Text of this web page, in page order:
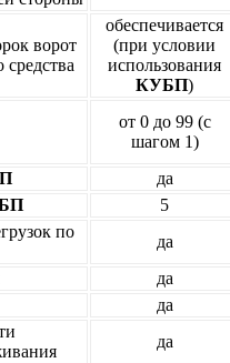
ворот
средства
обеспечивается
(при условии
использования
КУБП)
от 0 до 99 (с
шагом 1)
да
5
по
да
да
да
да